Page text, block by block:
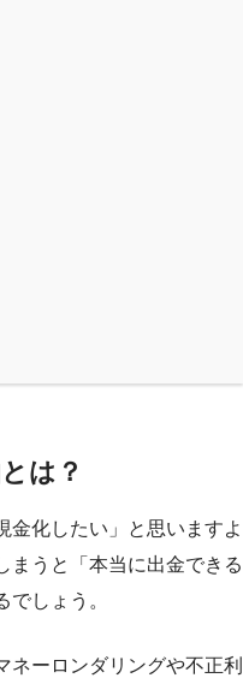
は？
金化したい」と思いますよ
まうと「本当に出金できる
しょう。
ネーロンダリングや不正利